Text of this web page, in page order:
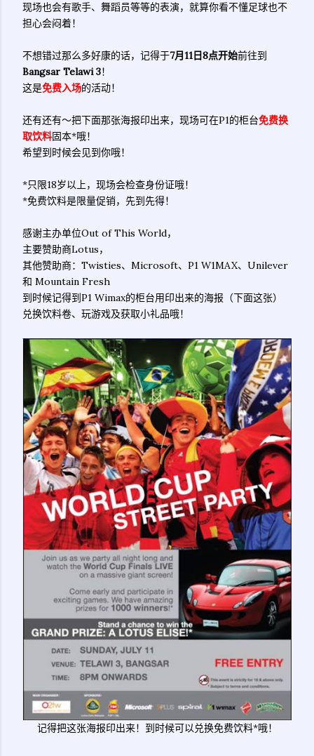
现场也会有歌手、舞蹈员等等的表演，就算你看不懂足球也不
担心会闷着！
不想错过那么多好康的话，记得于7月11日8点开始前往到
Bangsar Telawi 3！
这是免费入场的活动！
还有还有～把下面那张海报印出来，现场可在P1的柜台免费换
取饮料固本*哦！
希望到时候会见到你哦！
*只限18岁以上，现场会检查身份证哦！
*免费饮料是限量促销，先到先得！
感谢主办单位Out of This World，
主要赞助商Lotus，
其他赞助商：Twisties、Microsoft、P1 W1MAX、Unilever
和 Mountain Fresh
到时候记得到P1 Wimax的柜台用印出来的海报（下面这张）
兑换饮料卷、玩游戏及获取小礼品哦！
记得把这张海报印出来！到时候可以兑换免费饮料*哦！